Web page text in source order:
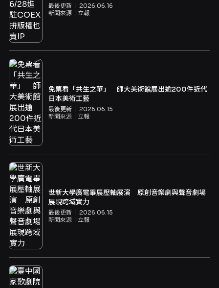
最後更新｜ 2026.06.16
新聞來源｜ 立報
免票看「共生之華」 師大美術館展出逾200件近代
日本美術工藝
最後更新｜ 2026.06.15
新聞來源｜ 立報
世新大學廣電畢展壓軸展演 原創音樂劇與聲音劇場
展現跨域實力
最後更新｜ 2026.06.15
新聞來源｜ 立報